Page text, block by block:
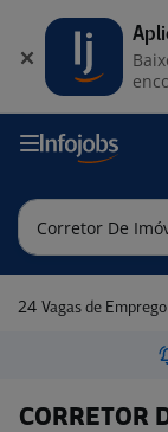
24 Vagas de Emprego
CORRETOR